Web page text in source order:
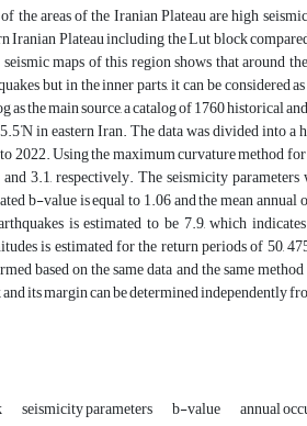
the areas of the Iranian Plateau are high
Iranian Plateau including the Lut block
maps of this region shows that around
but in the inner parts, it can be
as the main source, a catalog of 1760 historical
°N in eastern Iran. The data was divided into
2022. Using the maximum curvature method
3.1, respectively. The seismicity
b-value is equal to 1.06 and the mean
is estimated to be 7.9, which
is estimated for the return periods of 50,
based on the same data and the same
its margin can be determined independently
seismicity parameters b-value annual